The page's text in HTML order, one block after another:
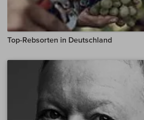
Top-Rebsorten in Deutschland